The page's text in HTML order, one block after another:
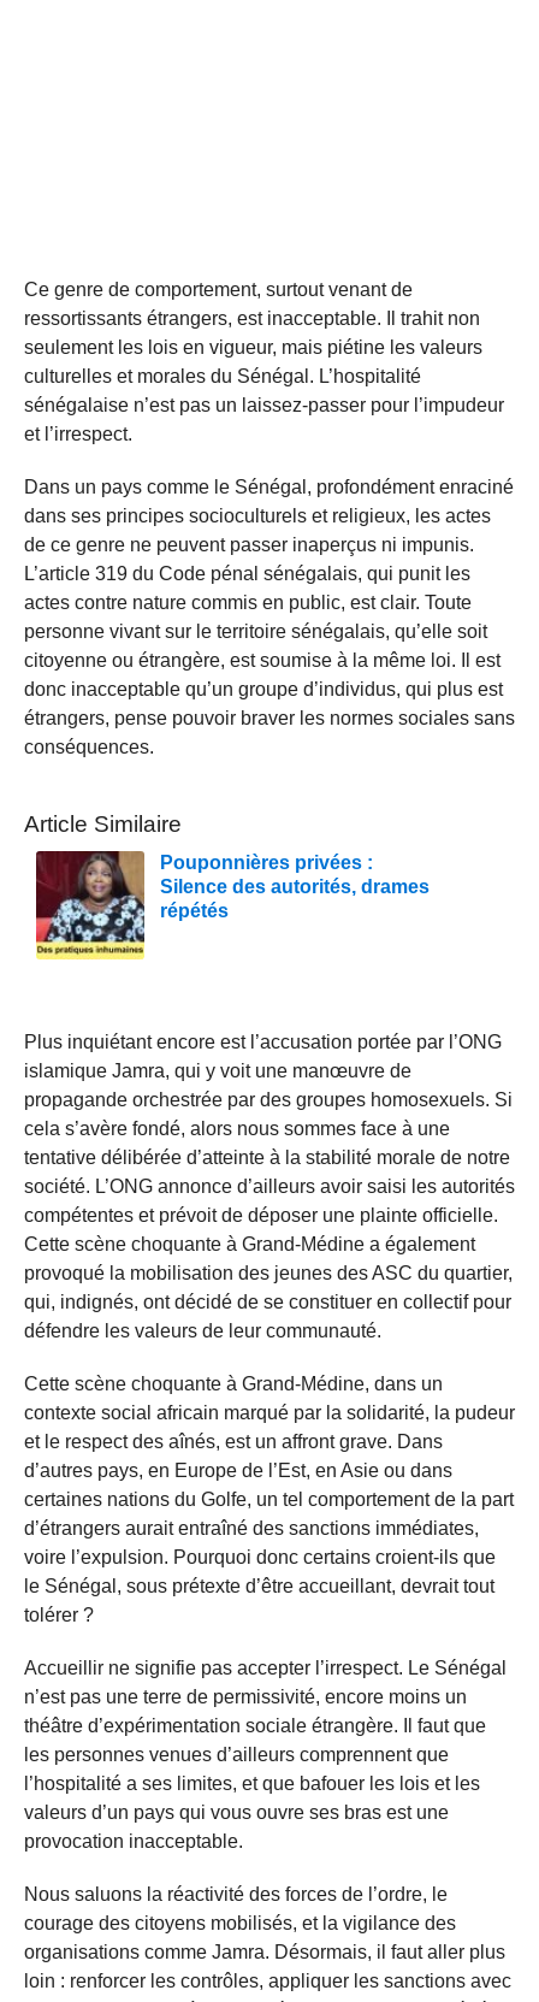
Ce genre de comportement, surtout venant de
ressortissants étrangers, est inacceptable. Il trahit non
seulement les lois en vigueur, mais piétine les valeurs
culturelles et morales du Sénégal. L’hospitalité
sénégalaise n’est pas un laissez-passer pour l’impudeur
et l’irrespect.
Dans un pays comme le Sénégal, profondément enraciné
dans ses principes socioculturels et religieux, les actes
de ce genre ne peuvent passer inaperçus ni impunis.
L’article 319 du Code pénal sénégalais, qui punit les
actes contre nature commis en public, est clair. Toute
personne vivant sur le territoire sénégalais, qu’elle soit
citoyenne ou étrangère, est soumise à la même loi. Il est
donc inacceptable qu’un groupe d’individus, qui plus est
étrangers, pense pouvoir braver les normes sociales sans
conséquences.
Article Similaire
Pouponnières privées :
Silence des autorités, drames
répétés
Plus inquiétant encore est l’accusation portée par l’ONG
islamique Jamra, qui y voit une manœuvre de
propagande orchestrée par des groupes homosexuels. Si
cela s’avère fondé, alors nous sommes face à une
tentative délibérée d’atteinte à la stabilité morale de notre
société. L’ONG annonce d’ailleurs avoir saisi les autorités
compétentes et prévoit de déposer une plainte officielle.
Cette scène choquante à Grand-Médine a également
provoqué la mobilisation des jeunes des ASC du quartier,
qui, indignés, ont décidé de se constituer en collectif pour
défendre les valeurs de leur communauté.
Cette scène choquante à Grand-Médine, dans un
contexte social africain marqué par la solidarité, la pudeur
et le respect des aînés, est un affront grave. Dans
d’autres pays, en Europe de l’Est, en Asie ou dans
certaines nations du Golfe, un tel comportement de la part
d’étrangers aurait entraîné des sanctions immédiates,
voire l’expulsion. Pourquoi donc certains croient-ils que
le Sénégal, sous prétexte d’être accueillant, devrait tout
tolérer ?
Accueillir ne signifie pas accepter l’irrespect. Le Sénégal
n’est pas une terre de permissivité, encore moins un
théâtre d’expérimentation sociale étrangère. Il faut que
les personnes venues d’ailleurs comprennent que
l’hospitalité a ses limites, et que bafouer les lois et les
valeurs d’un pays qui vous ouvre ses bras est une
provocation inacceptable.
Nous saluons la réactivité des forces de l’ordre, le
courage des citoyens mobilisés, et la vigilance des
organisations comme Jamra. Désormais, il faut aller plus
loin : renforcer les contrôles, appliquer les sanctions avec